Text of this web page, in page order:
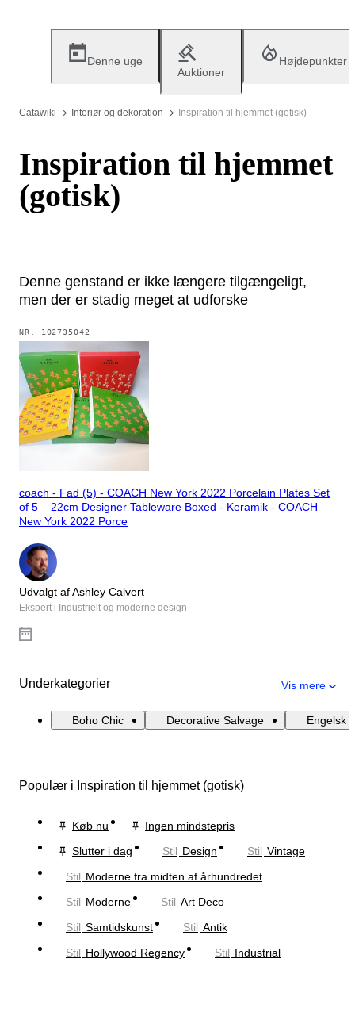
Denne uge
Auktioner
Højdepunkter
Catawiki Interiør og dekoration Inspiration til hjemmet (gotisk)
Inspiration til hjemmet
(gotisk)
Denne genstand er ikke længere tilgængeligt,
men der er stadig meget at udforske
NR. 102735042
coach - Fad (5) - COACH New York 2022 Porcelain Plates Set
of 5 – 22cm Designer Tableware Boxed - Keramik - COACH
New York 2022 Porce
Udvalgt af Ashley Calvert
Ekspert i Industrielt og moderne design
Underkategorier Vis mere
Boho Chic Decorative Salvage Engelsk
Populær i Inspiration til hjemmet (gotisk)
Køb nu
Ingen mindstepris
Slutter i dag
Stil Design Stil Vintage
Stil Moderne fra midten af århundredet
Stil Moderne Stil Art Deco
Stil Samtidskunst Stil Antik
Stil Hollywood Regency Stil Industrial